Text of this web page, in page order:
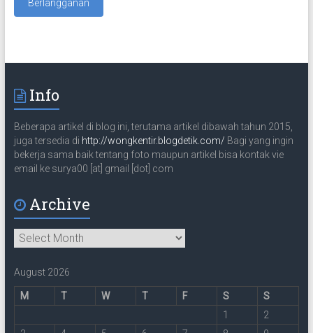
a
a
i
l
Info
Beberapa artikel di blog ini, terutama artikel dibawah tahun 2015,
juga tersedia di http://wongkentir.blogdetik.com/ Bagi yang ingin
bekerja sama baik tentang foto maupun artikel bisa kontak vie
email ke surya00 [at] gmail [dot] com
Archive
Archive
August 2026
M T W T F S
S
1
2